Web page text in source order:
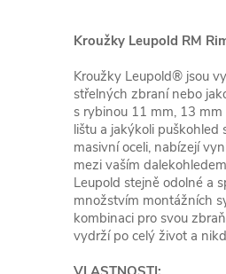
Kroužky Leupold RM
Kroužky Leupold® jsou
střelných zbraní nebo
s rybinou 11 mm, 13
lištu a jakýkoli
masivní oceli, nabízejí
mezi vaším
Leupold stejně odolné a
množstvím montážních
kombinaci pro svou
vydrží po celý život a